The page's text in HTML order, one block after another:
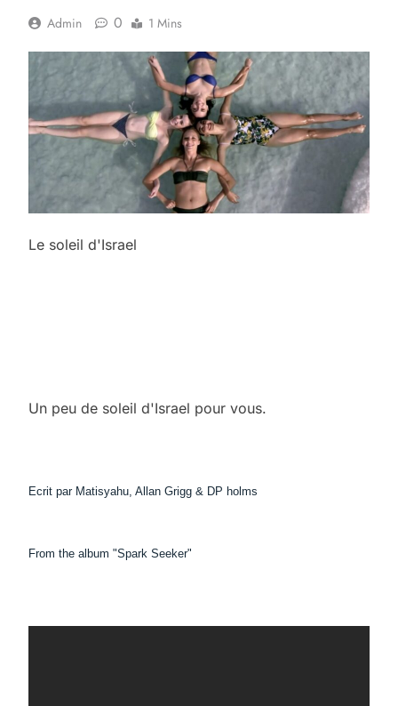
Admin 0 1 Mins
Le soleil d'Israel
Un peu de soleil d'Israel pour vous.
Ecrit par Matisyahu, Allan Grigg & DP holms
From the album "Spark Seeker"